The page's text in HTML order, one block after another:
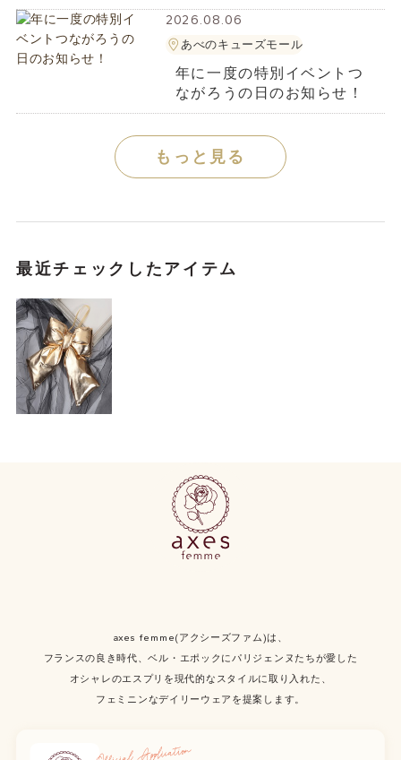
2026.08.06
あべのキューズモール
年に一度の特別イベントつ
ながろうの日のお知らせ！
もっと見る
最近チェックしたアイテム
axes femme(アクシーズファム)は、
フランスの良き時代、ベル・エポックにパリジェンヌたちが愛した
オシャレのエスプリを現代的なスタイルに取り入れた、
フェミニンなデイリーウェアを提案します。